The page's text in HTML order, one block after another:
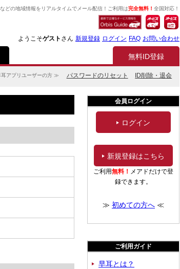
どの地域情報をリアルタイムでメール配信！ご利用は完全無料！ 全国対応！
ようこそゲスト さん 新規登録 ログイン FAQ お問い合わせ
無料ID登録
耳アプリユーザーの方 ≫ パスワードのリセット ID削除・退会
会員ログイン
ログイン
新規登録はこちら
ご利用無料！ メアドだけで登
録できます。
≫ 初めての方へ ≪
ご利用ガイド
早耳とは？